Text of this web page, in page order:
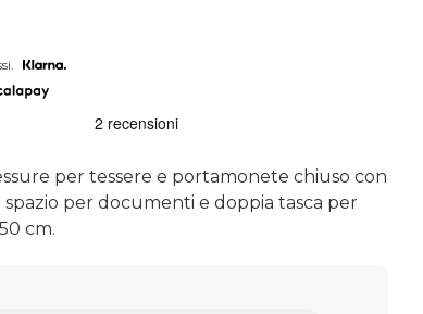
per tessere e portamonete chiuso con
per documenti e doppia tasca per
cm.